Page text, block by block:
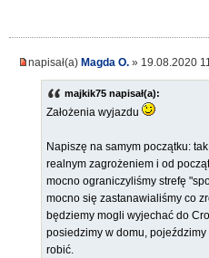
napisał(a) Magda O. » 19.08.2020
majkik75 napisał(a):
Założenia wyjazdu
Napiszę na samym początku:
realnym zagrożeniem i od
mocno ograniczyliśmy strefę
mocno się zastanawialiśmy co
będziemy mogli wyjechać do
posiedzimy w domu,
robić.